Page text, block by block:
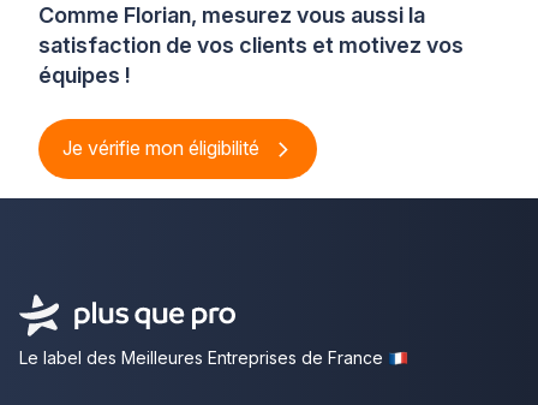
Comme Florian, mesurez vous aussi la
satisfaction de vos clients et motivez vos
équipes !
Je vérifie mon éligibilité
Le label des Meilleures Entreprises de France